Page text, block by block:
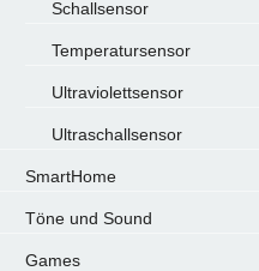
Schallsensor
Temperatursensor
Ultraviolettsensor
Ultraschallsensor
SmartHome
Töne und Sound
Games